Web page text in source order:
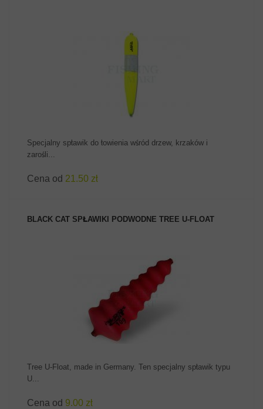
ZOBACZ PRODUKT
Specjalny spławik do łowienia wśród drzew, krzaków i
zarośli...
Cena od 21.50 zł
BLACK CAT SPŁAWIKI PODWODNE TREE U-FLOAT
ZOBACZ PRODUKT
Tree U-Float, made in Germany. Ten specjalny spławik typu
U...
Cena od 9.00 zł